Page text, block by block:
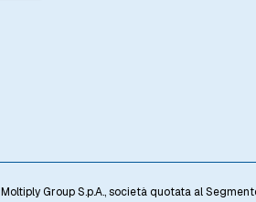
Group S.p.A., società quotata al